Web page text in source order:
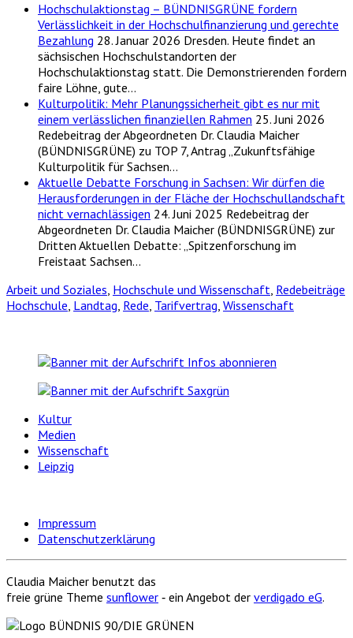
Hochschulaktionstag – BÜNDNISGRÜNE fordern
Verlässlichkeit in der Hochschulfinanzierung und gerechte
Bezahlung 28. Januar 2026 Dresden. Heute findet an
sächsischen Hochschulstandorten der
Hochschulaktionstag statt. Die Demonstrierenden fordern
faire Löhne, gute…
Kulturpolitik: Mehr Planungssicherheit gibt es nur mit
einem verlässlichen finanziellen Rahmen 25. Juni 2026
Redebeitrag der Abgeordneten Dr. Claudia Maicher
(BÜNDNISGRÜNE) zu TOP 7, Antrag „Zukunftsfähige
Kulturpolitik für Sachsen…
Aktuelle Debatte Forschung in Sachsen: Wir dürfen die
Herausforderungen in der Fläche der Hochschullandschaft
nicht vernachlässigen 24. Juni 2025 Redebeitrag der
Abgeordneten Dr. Claudia Maicher (BÜNDNISGRÜNE) zur
Dritten Aktuellen Debatte: „Spitzenforschung im
Freistaat Sachsen…
Arbeit und Soziales, Hochschule und Wissenschaft, Redebeiträge
Hochschule, Landtag, Rede, Tarifvertrag, Wissenschaft
Kultur
Medien
Wissenschaft
Leipzig
Impressum
Datenschutzerklärung
Claudia Maicher benutzt das
freie grüne Theme sunflower ‐ ein Angebot der verdigado eG.